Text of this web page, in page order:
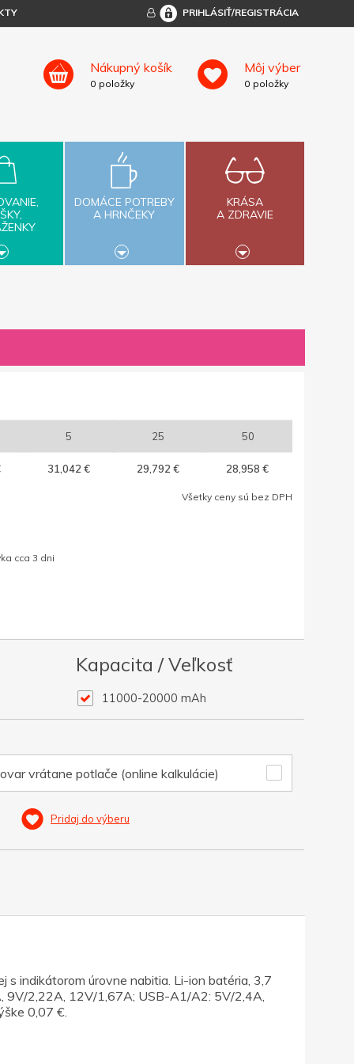
PRIHLÁSIŤ/REGISTRÁCIA
Nákupný košík
0 položky
Môj výber
0 položky
DOMÁCE POTREBY
A HRNČEKY
KRÁSA
A ZDRAVIE
5 25 50
31,042 € 29,792 € 28,958 €
Všetky ceny sú bez DPH
cca 3 dni
Kapacita / Veľkosť
11000-20000 mAh
vrátane potlače (online kalkulácie)
Pridaj do výberu
indikátorom úrovne nabitia. Li-ion batéria, 3,7
9V/2,22A, 12V/1,67A; USB-A1/A2: 5V/2,4A,
0,07 €.